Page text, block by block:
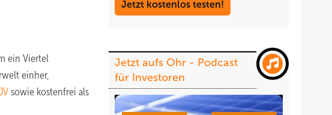
ein Viertel
einher,
sowie kostenfrei als
Jetzt kostenlos testen!
Jetzt aufs Ohr - Podcast
für Investoren